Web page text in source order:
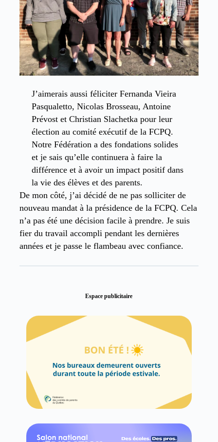
J’aimerais aussi féliciter Fernanda Vieira
Pasqualetto, Nicolas Brosseau, Antoine
Prévost et Christian Slachetka pour leur
élection au comité exécutif de la FCPQ.
Notre Fédération a des fondations solides
et je sais qu’elle continuera à faire la
différence et à avoir un impact positif dans
la vie des élèves et des parents.
De mon côté, j’ai décidé de ne pas solliciter de
nouveau mandat à la présidence de la FCPQ. Cela
n’a pas été une décision facile à prendre. Je suis
fier du travail accompli pendant les dernières
années et je passe le flambeau avec confiance.
Espace publicitaire